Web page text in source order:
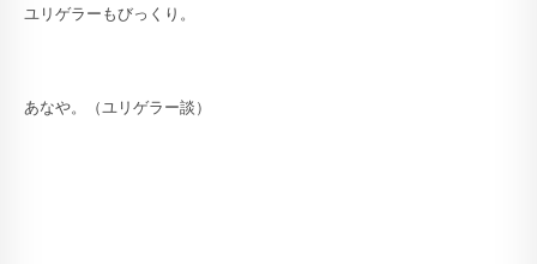
ユリゲラーもびっくり。
あなや。（ユリゲラー談）